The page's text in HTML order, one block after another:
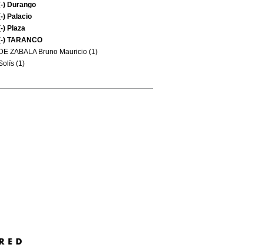
) Durango
) Palacio
) Plaza
) TARANCO
DE ZABALA Bruno Mauricio (1)
(1)